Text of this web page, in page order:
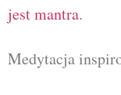
jest mantra.
Medytacja